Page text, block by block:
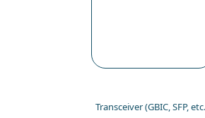
Transceiver (GBIC, SFP,